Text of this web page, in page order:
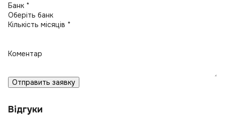
Банк *
Кількість місяців *
Коментар
Отправить заявку
Відгуки